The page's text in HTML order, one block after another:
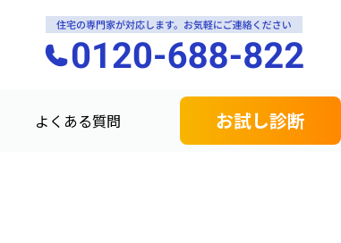
よくある質問 お試し診断